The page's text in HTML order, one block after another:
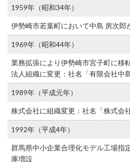
1959年（昭和34年）
伊勢崎市若葉町において中島 房次郎
1969年（昭和44年）
業務拡張により伊勢崎市宮子町に移
法人組織に変更：社名「有限会社中
1989年（平成元年）
株式会社に組織変更：社名「株式会
1992年（平成4年）
群馬県中小企業合理化モデル工場指
庫増設